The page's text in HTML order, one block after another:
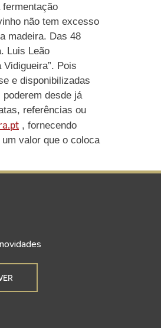
não tem excesso
madeira. Das 48
Luis Leão
Pois
e disponibilizadas
desde já
referências ou
, fornecendo
valor que o coloca